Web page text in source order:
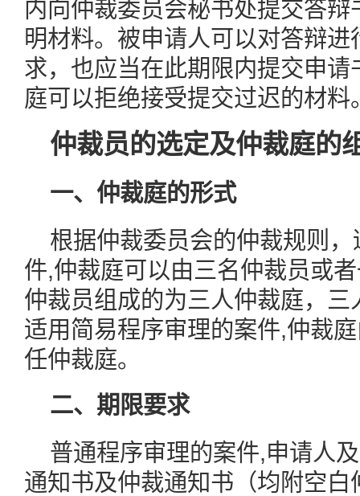
内向仲裁委员会秘书处提交答
明材料。被申请人可以对答辩
求，也应当在此期限内提交申
庭可以拒绝接受提交过迟的材料
仲裁员的选定及仲裁庭的
一、仲裁庭的形式
根据仲裁委员会的仲裁规则
件,仲裁庭可以由三名仲裁员或
仲裁员组成的为三人仲裁庭，
适用简易程序审理的案件,仲裁
任仲裁庭。
二、期限要求
普通程序审理的案件,申请人
通知书及仲裁通知书（均附空